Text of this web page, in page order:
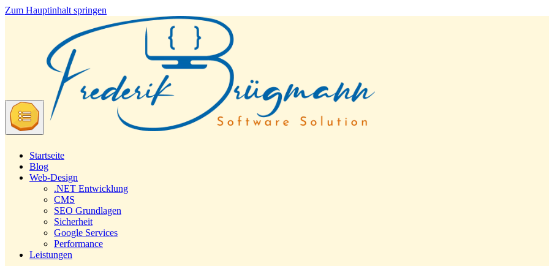
Zum Hauptinhalt springen
Startseite
Blog
Web-Design
.NET Entwicklung
CMS
SEO Grundlagen
Sicherheit
Google Services
Performance
Leistungen